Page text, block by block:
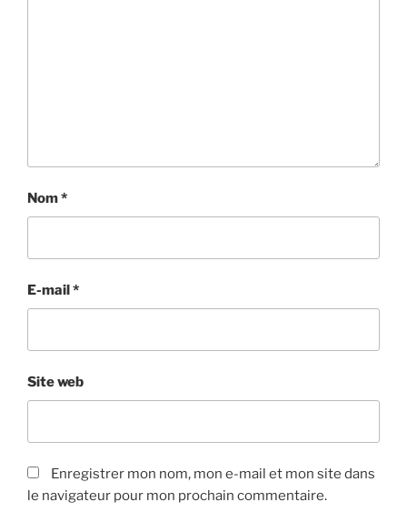
Nom*
E-mail*
Site web
Enregistrer mon nom, mon e-mail et mon site dans
le navigateur pour mon prochain commentaire.